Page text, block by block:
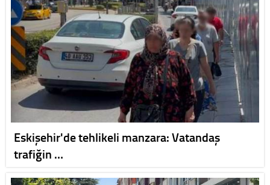
Eskişehir'de tehlikeli manzara: Vatandaş
trafiğin …